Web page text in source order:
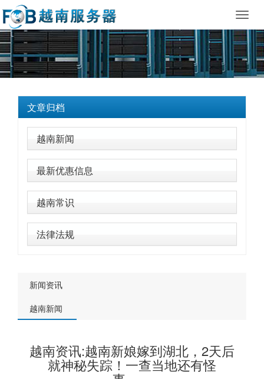
文章归档
越南新闻
最新优惠信息
越南常识
法律法规
新闻资讯
越南新闻
越南资讯:越南新娘嫁到湖北，2天后
就神秘失踪！一查当地还有怪